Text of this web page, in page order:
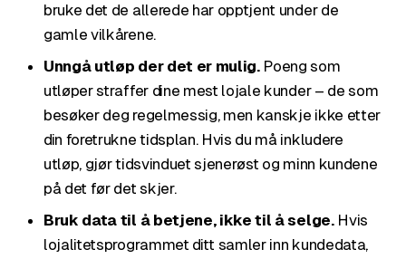
bruke det de allerede har opptjent under de
gamle vilkårene.
Unngå utløp der det er mulig.Poeng som
utløper straffer dine mest lojale kunder – de som
besøker deg regelmessig, men kanskje ikke etter
din foretrukne tidsplan. Hvis du må inkludere
utløp, gjør tidsvinduet sjenerøst og minn kundene
på det før det skjer.
Bruk data til å betjene, ikke til å selge.Hvis
lojalitetsprogrammet ditt samler inn kundedata,